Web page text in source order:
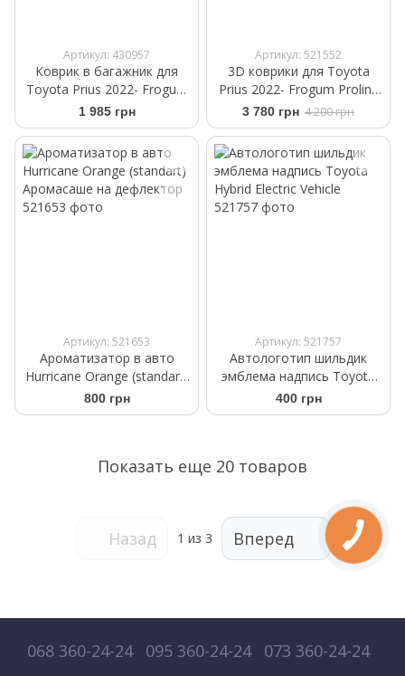
Артикул: 430957
Коврик в багажник для
Toyota Prius 2022- Frogum
ProLine TM414853
1 985 грн
Артикул: 521552
3D коврики для Toyota
Prius 2022- Frogum Proline
3D432130
3 780 грн 4 200 грн
Артикул: 521653
Ароматизатор в авто
Hurricane Orange (standart)
Аромасаше на дефлектор
800 грн
Артикул: 521757
Автологотип шильдик
эмблема надпись Toyota
Hybrid Electric Vehicle
400 грн
Показать еще 20 товаров
Назад 1 из 3 Вперед
068 360-24-24 095 360-24-24 073 360-24-24